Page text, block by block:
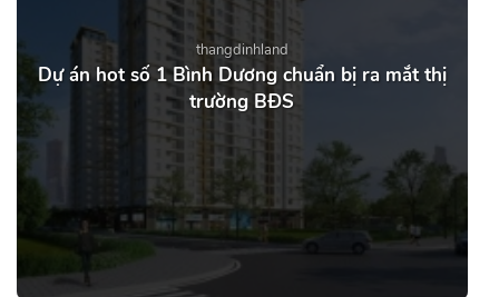
thangdinhland
Dự án hot số 1 Bình Dương chuẩn bị ra mắt thị
trường BĐS